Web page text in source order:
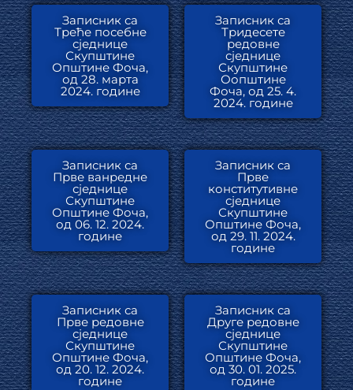
Записник са
Треће посебне
сједнице
Скупштине
Општине Фоча,
од 28. марта
2024. године
Записник са
Тридесете
редовне
сједнице
Скупштине
Оопштине
Фоча, од 25. 4.
2024. године
Записник са
Прве ванредне
сједнице
Скупштине
Општине Фоча,
од 06. 12. 2024.
године
Записник са
Прве
конститутивне
сједнице
Скупштине
Општине Фоча,
од 29. 11. 2024.
године
Записник са
Прве редовне
сједнице
Скупштине
Општине Фоча,
од 20. 12. 2024.
године
Записник са
Друге редовне
сједнице
Скупштине
Општине Фоча,
од 30. 01. 2025.
године